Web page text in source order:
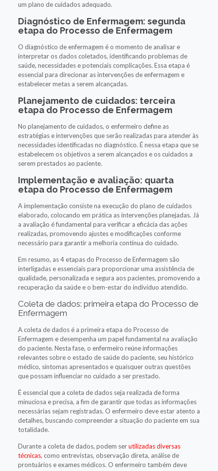
um plano de cuidados adequado.
Diagnóstico de Enfermagem: segunda
etapa do Processo de Enfermagem
O diagnóstico de enfermagem é o momento de analisar e
interpretar os dados coletados, identificando problemas de
saúde, necessidades e potenciais complicações. Essa etapa é
essencial para direcionar as intervenções de enfermagem e
estabelecer metas a serem alcançadas.
Planejamento de cuidados: terceira
etapa do Processo de Enfermagem
No planejamento de cuidados, o enfermeiro define as
estratégias e intervenções que serão realizadas para atender às
necessidades identificadas no diagnóstico. É nessa etapa que se
estabelecem os objetivos a serem alcançados e os cuidados a
serem prestados ao paciente.
Implementação e avaliação: quarta
etapa do Processo de Enfermagem
A implementação consiste na execução do plano de cuidados
elaborado, colocando em prática as intervenções planejadas. Já
a avaliação é fundamental para verificar a eficácia das ações
realizadas, promovendo ajustes e modificações conforme
necessário para garantir a melhoria contínua do cuidado.
Em resumo, as 4 etapas do Processo de Enfermagem são
interligadas e essenciais para proporcionar uma assistência de
qualidade, personalizada e segura aos pacientes, promovendo a
recuperação da saúde e o bem-estar do indivíduo atendido.
Coleta de dados: primeira etapa do Processo de
Enfermagem
A coleta de dados é a primeira etapa do Processo de
Enfermagem e desempenha um papel fundamental na avaliação
do paciente. Nesta fase, o enfermeiro reúne informações
relevantes sobre o estado de saúde do paciente, seu histórico
médico, sintomas apresentados e quaisquer outras questões
que possam influenciar no cuidado a ser prestado.
É essencial que a coleta de dados seja realizada de forma
minuciosa e precisa, a fim de garantir que todas as informações
necessárias sejam registradas. O enfermeiro deve estar atento a
detalhes, buscando compreender a situação do paciente em sua
totalidade.
Durante a coleta de dados, podem serutilizadas diversas
técnicas, como entrevistas, observação direta, análise de
prontuários e exames médicos. O enfermeiro também deve